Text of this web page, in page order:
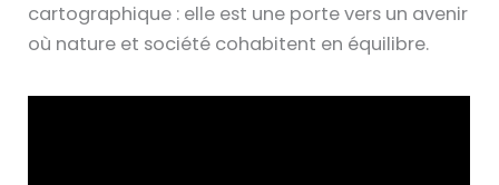
cartographique : elle est une porte vers un avenir
où nature et société cohabitent en équilibre.